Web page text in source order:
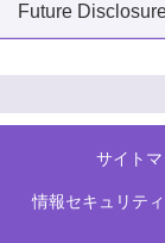
Future
サイト
情報セキュリテ